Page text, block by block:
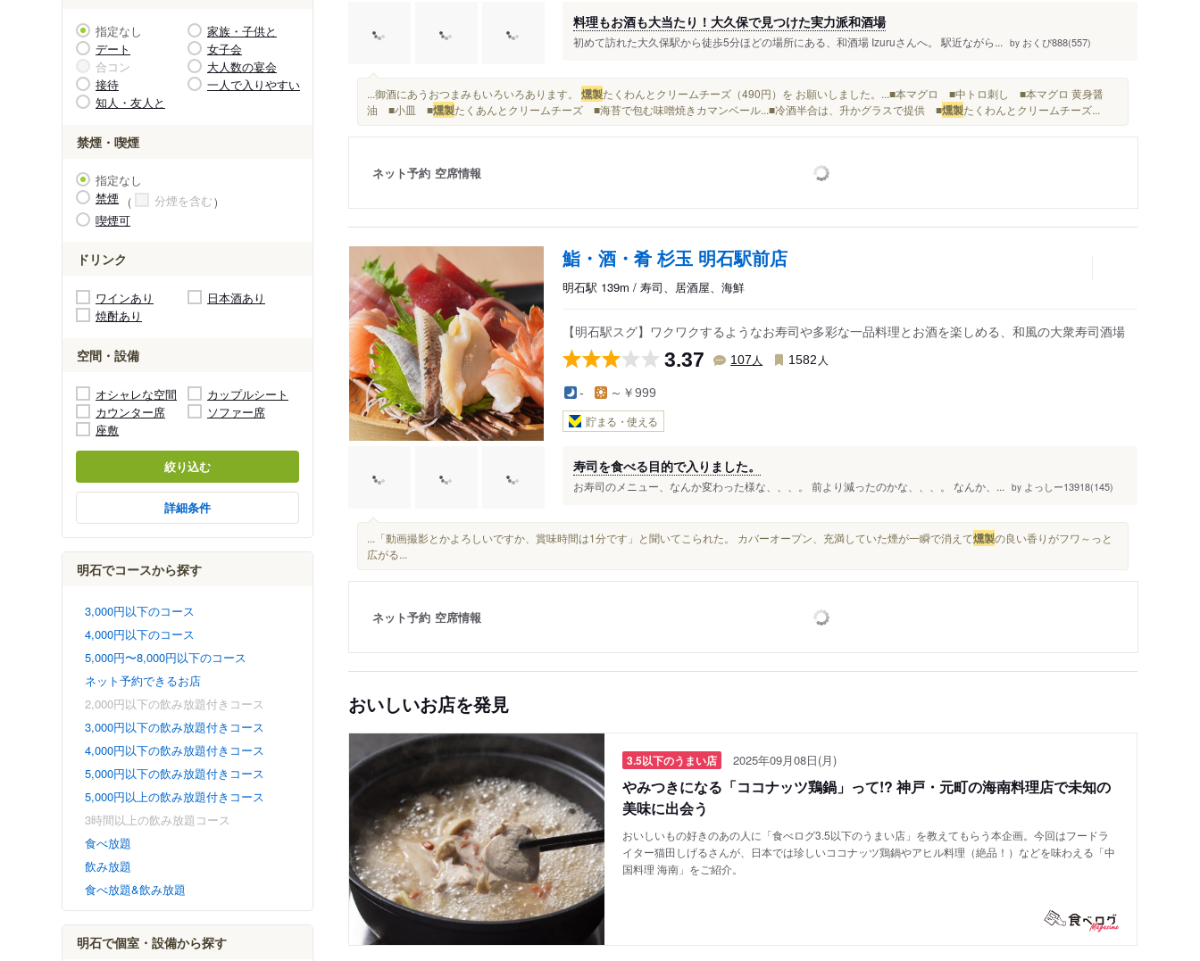
指定なし
家族・子供と
デート
女子会
合コン
大人数の宴会
接待
一人で入りやすい
知人・友人と
禁煙・喫煙
指定なし
禁煙
分煙を含む
喫煙可
ドリンク
ワインあり
日本酒あり
焼酎あり
空間・設備
オシャレな空間
カップルシート
カウンター席
ソファー席
座敷
絞り込む
詳細条件
明石でコースから探す
3,000円以下のコース
4,000円以下のコース
5,000円〜8,000円以下のコース
ネット予約できるお店
2,000円以下の飲み放題付きコース
3,000円以下の飲み放題付きコース
4,000円以下の飲み放題付きコース
5,000円以下の飲み放題付きコース
5,000円以上の飲み放題付きコース
3時間以上の飲み放題コース
食べ放題
飲み放題
食べ放題&飲み放題
明石で個室・設備から探す
料理もお酒も大当たり！大久保で見つけた実力派和酒場
初めて訪れた大久保駅から徒歩5分ほどの場所にある、和酒場 Izuruさんへ。 駅近ながら... by おくぴ888(557)
...御酒にあうおつまみもいろいろあります。 燻製たくわんとクリームチーズ（490円）を お願いしました。...■本マグロ ■中トロ刺し ■本マグロ 黄身醤
油 ■小皿 ■燻製たくあんとクリームチーズ ■海苔で包む味噌焼きカマンベール...■冷酒半合は、升かグラスで提供 ■燻製たくわんとクリームチーズ...
ネット予約 空席情報
鮨・酒・肴 杉玉 明石駅前店
明石駅 139m / 寿司、居酒屋、海鮮
【明石駅スグ】ワクワクするようなお寿司や多彩な一品料理とお酒を楽しめる、和風の大衆寿司酒場
3.37 107 人 1582 人
- ～￥999
貯まる・使える
寿司を食べる目的で入りました。
お寿司のメニュー、なんか変わった様な、、、。 前より減ったのかな、、、。 なんか、... by よっしー13918(145)
...「動画撮影とかよろしいですか、賞味時間は1分です」と聞いてこられた。 カバーオープン、充満していた煙が一瞬で消えて燻製の良い香りがフワ～っと
広がる...
ネット予約 空席情報
おいしいお店を発見
3.5以下のうまい店 2025年09月08日(月)
やみつきになる「ココナッツ鶏鍋」って!? 神戸・元町の海南料理店で未知の
美味に出会う
おいしいもの好きのあの人に「食べログ3.5以下のうまい店」を教えてもらう本企画。今回はフードラ
イター猫田しげるさんが、日本では珍しいココナッツ鶏鍋やアヒル料理（絶品！）などを味わえる「中
国料理 海南」をご紹介。